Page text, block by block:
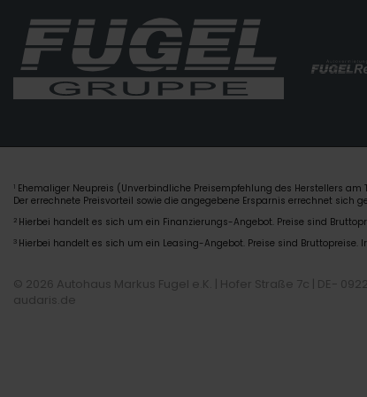
1 Ehemaliger Neupreis (Unverbindliche Preisempfehlung des Herstellers am
Der errechnete Preisvorteil sowie die angegebene Ersparnis errechnet
2 Hierbei handelt es sich um ein Finanzierungs-Angebot. Preise sind
3 Hierbei handelt es sich um ein Leasing-Angebot. Preise sind Bruttopreise.
© 2026 Autohaus Markus Fugel e.K. | Hofer Straße 7c | DE-
audaris.de